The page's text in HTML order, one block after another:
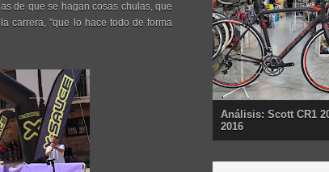
de que se hagan cosas chulas, que
carrera, "que lo hace todo de forma
Análisis: Scott CR1
2016